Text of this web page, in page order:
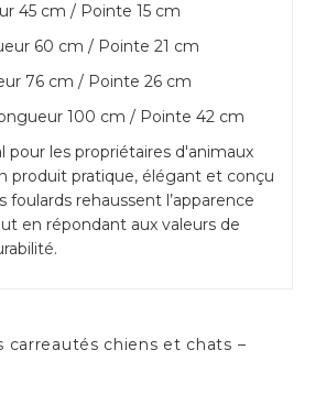
45 cm / Pointe 15 cm
60 cm / Pointe 21 cm
76 cm / Pointe 26 cm
100 cm / Pointe 42 cm
pour les propriétaires d'animaux
produit pratique, élégant et conçu
foulards rehaussent l’apparence
en répondant aux valeurs de
carreautés chiens et chats –